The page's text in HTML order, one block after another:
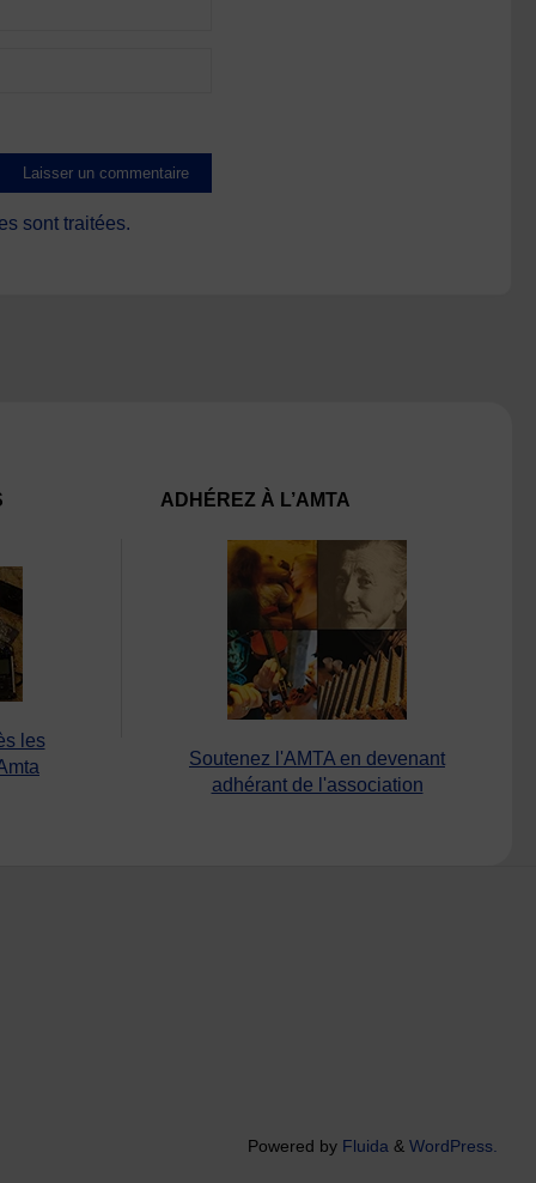
sont traitées.
les
ADHÉREZ À L’AMTA
Soutenez l'AMTA en devenant
adhérant de l'association
Powered by Fluida & WordPress.